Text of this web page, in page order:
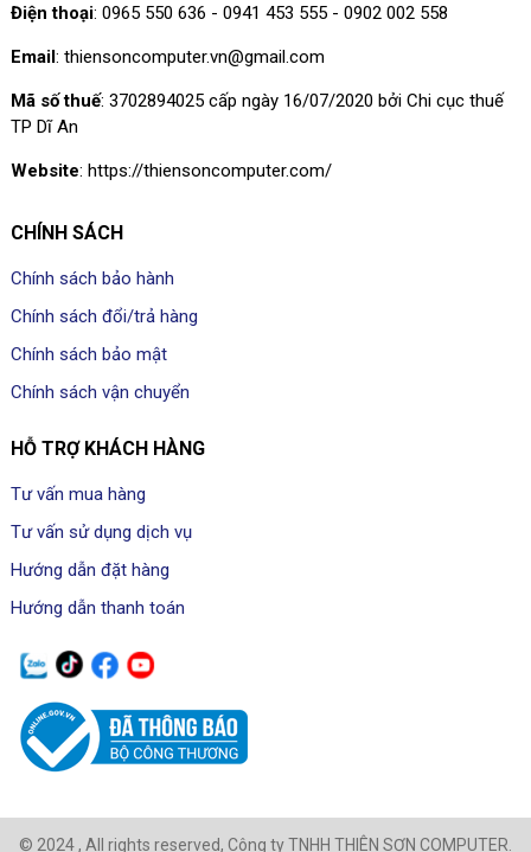
Điện thoại: 0965 550 636 - 0941 453 555 - 0902 002 558
Email: thiensoncomputer.vn@gmail.com
Mã số thuế: 3702894025 cấp ngày 16/07/2020 bởi Chi cục thuế
TP Dĩ An
Website: https://thiensoncomputer.com/
CHÍNH SÁCH
Chính sách bảo hành
Chính sách đổi/trả hàng
Chính sách bảo mật
Chính sách vận chuyển
HỖ TRỢ KHÁCH HÀNG
Tư vấn mua hàng
Tư vấn sử dụng dịch vụ
Hướng dẫn đặt hàng
Hướng dẫn thanh toán
© 2024 , All rights reserved, Công ty TNHH THIÊN SƠN COMPUTER.